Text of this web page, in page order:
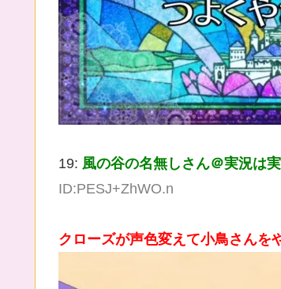
19: 風の谷の名無しさん＠実況は
ID:PESJ+ZhWO.n
クローズが声色変えて小鳥さんを